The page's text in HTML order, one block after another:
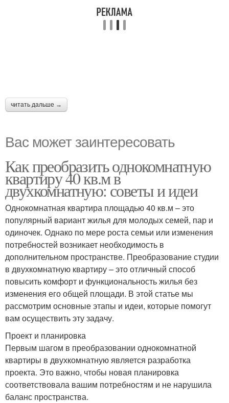
читать дальше →
Вас может заинтересовать
Как преобразить однокомнатную
квартиру 40 кв.м в
двухкомнатную: советы и идеи
Однокомнатная квартира площадью 40 кв.м – это
популярный вариант жилья для молодых семей, пар и
одиночек. Однако по мере роста семьи или изменения
потребностей возникает необходимость в
дополнительном пространстве. Преобразование студии
в двухкомнатную квартиру – это отличный способ
повысить комфорт и функциональность жилья без
изменения его общей площади. В этой статье мы
рассмотрим основные этапы и идеи, которые помогут
вам осуществить эту задачу.
Проект и планировка
Первым шагом в преобразовании однокомнатной
квартиры в двухкомнатную является разработка
проекта. Это важно, чтобы новая планировка
соответствовала вашим потребностям и не нарушила
баланс пространства.